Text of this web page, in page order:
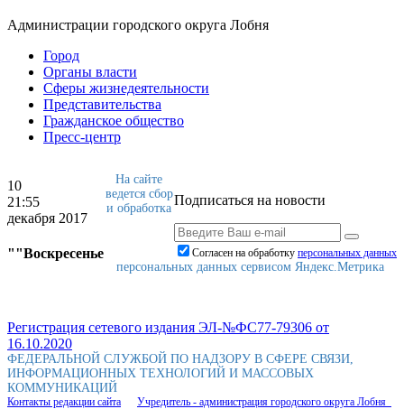
Администрации городского округа Лобня
Город
Органы власти
Сферы жизнедеятельности
Представительства
Гражданское общество
Пресс-центр
10
21:55
декабря 2017
""Воскресенье
Подписаться на новости
Согласен на обработку персональныx данных
На сайте
ведется сбор
и обработка
персональных данных сервисом Яндекс.Метрика
Регистрация сетевого издания ЭЛ-№ФС77-79306 от
16.10.2020
ФЕДЕРАЛЬНОЙ СЛУЖБОЙ ПО НАДЗОРУ В СФЕРЕ СВЯЗИ,
ИНФОРМАЦИОННЫХ ТЕХНОЛОГИЙ И МАССОВЫХ
КОММУНИКАЦИЙ
Контакты редакции сайта Учредитель - администрация городского округа Лобня